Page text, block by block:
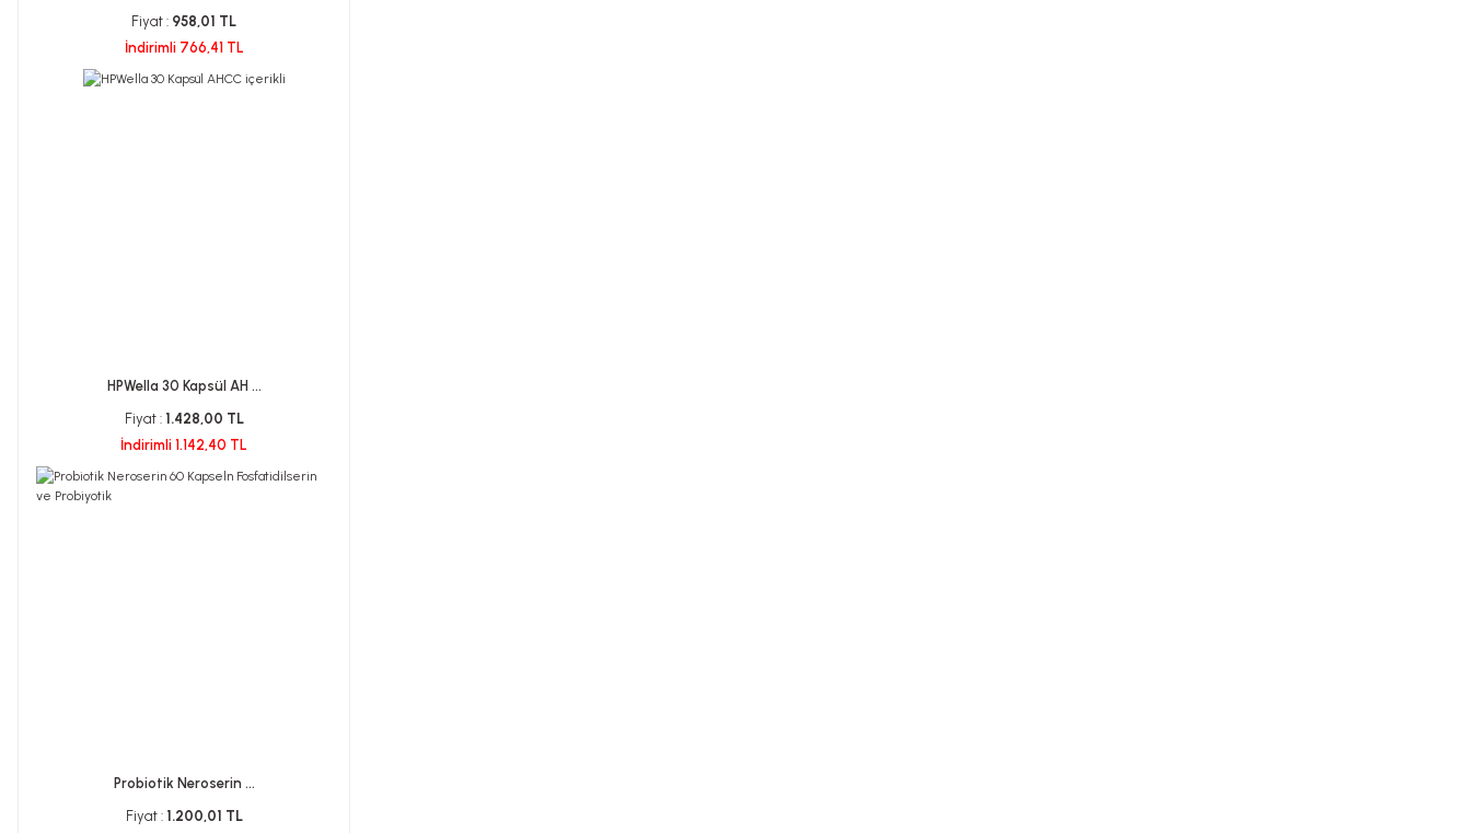
Fiyat : 958,01 TL
İndirimli 766,41 TL
HPWella 30 Kapsül AH ...
Fiyat : 1.428,00 TL
İndirimli 1.142,40 TL
Probiotik Neroserin ...
Fiyat : 1.200,01 TL